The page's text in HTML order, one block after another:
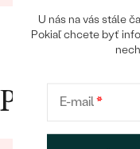
Prečo
U nás na vás stále
Pokiaľ chcete byť
E-mail*